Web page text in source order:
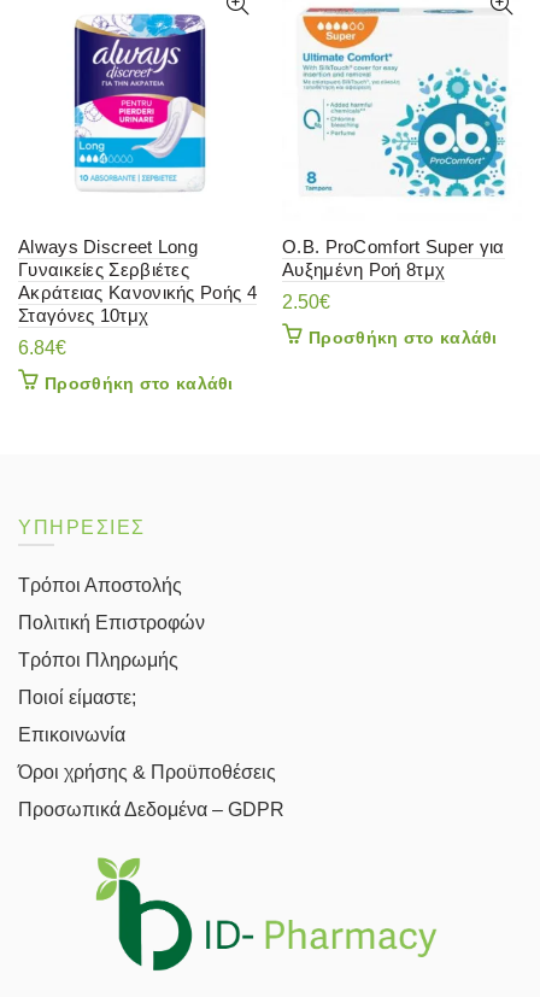
Always Discreet Long
Γυναικείες Σερβιέτες
Ακράτειας Κανονικής Ροής 4
Σταγόνες 10τμχ
6.84€
Προσθήκη στο καλάθι
O.B. ProComfort Super για
Αυξημένη Ροή 8τμχ
2.50€
Προσθήκη στο καλάθι
ΥΠΗΡΕΣΙΕΣ
Τρόποι Αποστολής
Πολιτική Επιστροφών
Τρόποι Πληρωμής
Ποιοί είμαστε;
Επικοινωνία
Όροι χρήσης & Προϋποθέσεις
Προσωπικά Δεδομένα – GDPR